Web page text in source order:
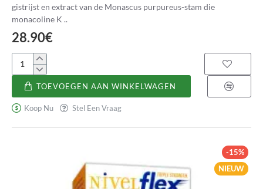
gistrijst en extract van de Monascus purpureus-stam die
monacoline K ..
28.90€
G7
Organocol
TOEVOEGEN AAN WINKELWAGEN
Koop Nu Stel Een Vraag
NIEUW
-15%